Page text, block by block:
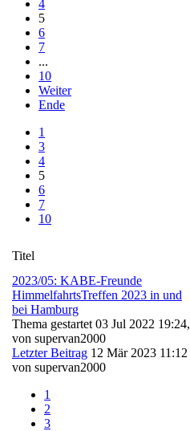
4
5
6
7
...
10
Weiter
Ende
1
3
4
5
6
7
10
Titel
2023/05: KABE-Freunde
HimmelfahrtsTreffen 2023 in und
bei Hamburg
Thema gestartet 03 Jul 2022 19:24,
von supervan2000
Letzter Beitrag 12 Mär 2023 11:12
von supervan2000
1
2
3